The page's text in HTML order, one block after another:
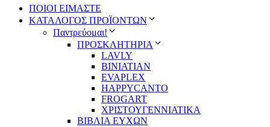
ΠΟΙΟΙ ΕΙΜΑΣΤΕ
ΚΑΤΑΛΟΓΟΣ ΠΡΟΪΟΝΤΩΝ
Παντρεύομαι!
ΠΡΟΣΚΛΗΤΗΡΙΑ
LAVLY
BINIATIAN
EVAPLEX
HAPPYCANTO
FROGART
ΧΡΙΣΤΟΥΓΕΝΝΙΑΤΙΚΑ
ΒΙΒΛΙΑ ΕΥΧΩΝ